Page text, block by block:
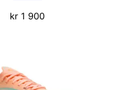
kr 1 900